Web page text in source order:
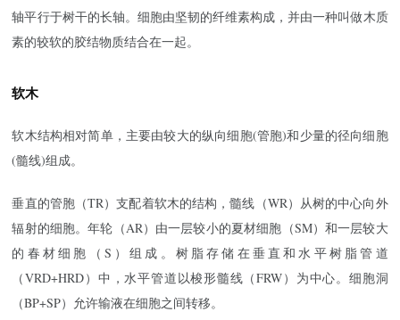
轴平行于树干的长轴。细胞由坚韧的纤维素构成，并由一种叫做木质
素的较软的胶结物质结合在一起。
软木
软木结构相对简单，主要由较大的纵向细胞(管胞)和少量的径向细胞
(髓线)组成。
垂直的管胞（TR）支配着软木的结构，髓线（WR）从树的中心向外
辐射的细胞。年轮（AR）由一层较小的夏材细胞（SM）和一层较大
的春材细胞（S）组成。树脂存储在垂直和水平树脂管道
（VRD+HRD）中，水平管道以梭形髓线（FRW）为中心。细胞洞
（BP+SP）允许输液在细胞之间转移。